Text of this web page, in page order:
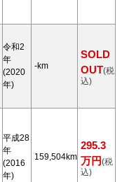
令和2
年
(2020
年)
-km
SOLD
OUT(税
込)
平成28
年
(2016
年)
159,504km
295.3
万円(税
込)